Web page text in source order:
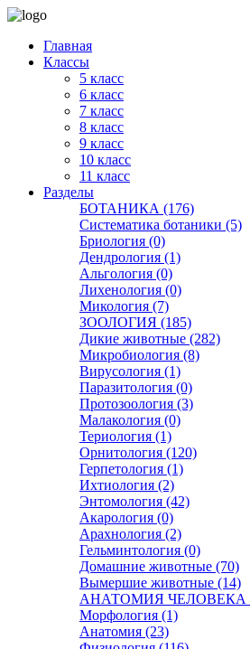
Главная
Классы
5 класс
6 класс
7 класс
8 класс
9 класс
10 класс
11 класс
Разделы
БОТАНИКА (176)
Систематика ботаники (5)
Бриология (0)
Дендрология (1)
Альгология (0)
Лихенология (0)
Микология (7)
ЗООЛОГИЯ (185)
Дикие животные (282)
Микробиология (8)
Вирусология (1)
Паразитология (0)
Протозоология (3)
Малакология (0)
Териология (1)
Орнитология (120)
Герпетология (1)
Ихтиология (2)
Энтомология (42)
Акарология (0)
Арахнология (2)
Гельминтология (0)
Домашние животные (70)
Вымершие животные (14)
АНАТОМИЯ ЧЕЛОВЕКА
Морфология (1)
Анатомия (23)